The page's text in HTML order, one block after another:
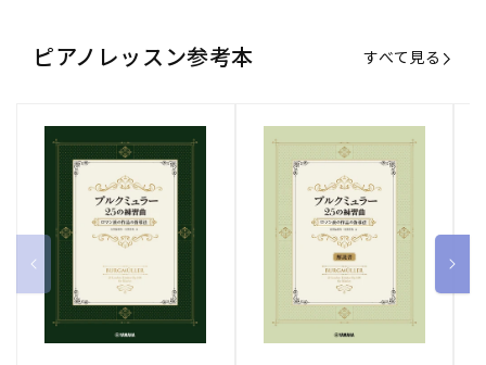
ピアノレッスン参考本 すべて見る